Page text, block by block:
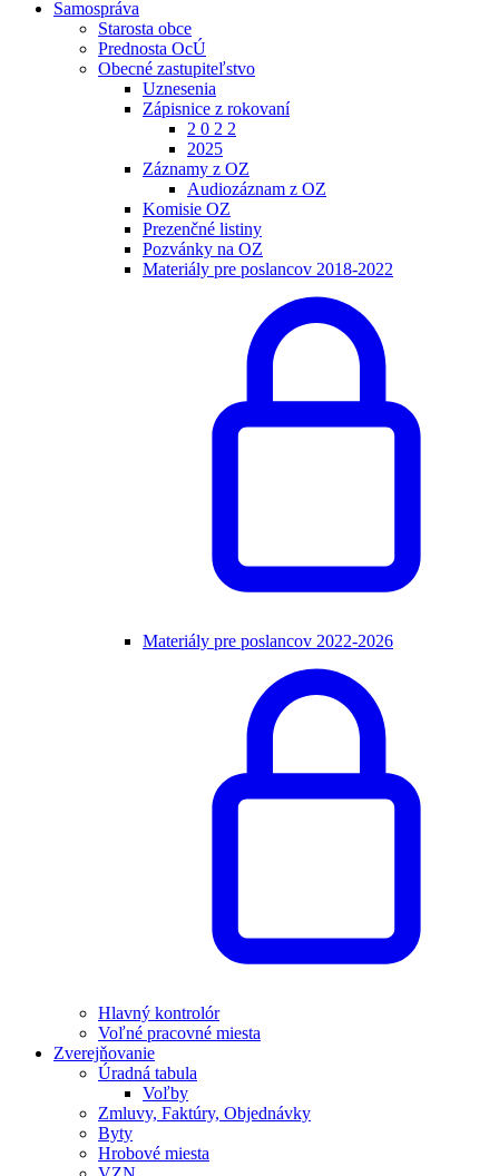
Samospráva
Starosta obce
Prednosta OcÚ
Obecné zastupiteľstvo
Uznesenia
Zápisnice z rokovaní
2 0 2 2
2025
Záznamy z OZ
Audiozáznam z OZ
Komisie OZ
Prezenčné listiny
Pozvánky na OZ
Materiály pre poslancov 2018-2022
Materiály pre poslancov 2022-2026
Hlavný kontrolór
Voľné pracovné miesta
Zverejňovanie
Úradná tabula
Voľby
Zmluvy, Faktúry, Objednávky
Byty
Hrobové miesta